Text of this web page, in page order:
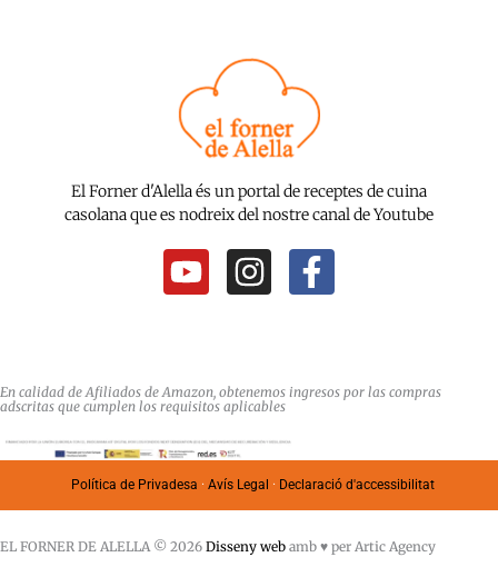
El Forner d'Alella és un portal de receptes de cuina
casolana que es nodreix del nostre canal de Youtube
Y
o
u
b
e
I
n
a
g
r
a
m
F
a
b
o
k
-
f
En calidad de Afiliados de Amazon, obtenemos ingresos por las compras
adscritas que cumplen los requisitos aplicables
Política de Privadesa · Avís Legal · Declaració d'accessibilitat
EL FORNER DE ALELLA © 2026 Disseny web amb ♥️ per Artic Agency